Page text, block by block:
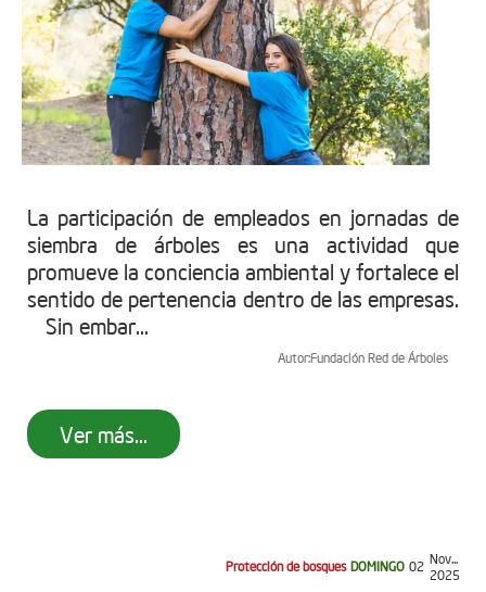
La participación de empleados en jornadas de
siembra de árboles es una actividad que
promueve la conciencia ambiental y fortalece el
sentido de pertenencia dentro de las empresas.
Sin embar...
Autor:Fundación Red de Árboles
Ver más...
Protección de bosques DOMINGO 02 Nov...
2025